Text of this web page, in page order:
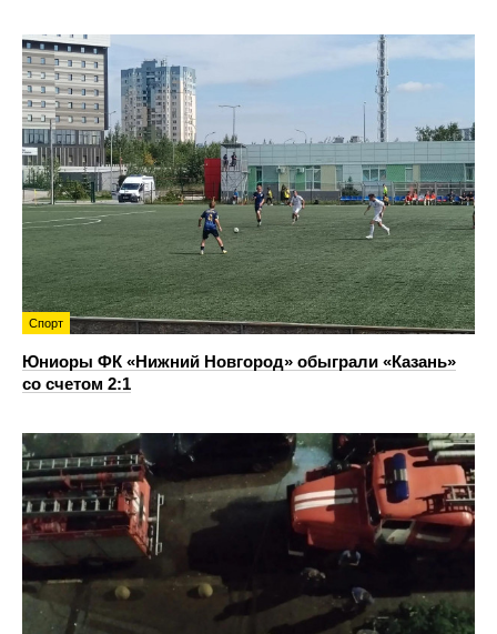
Спорт
Юниоры ФК «Нижний Новгород» обыграли «Казань»
со счетом 2:1